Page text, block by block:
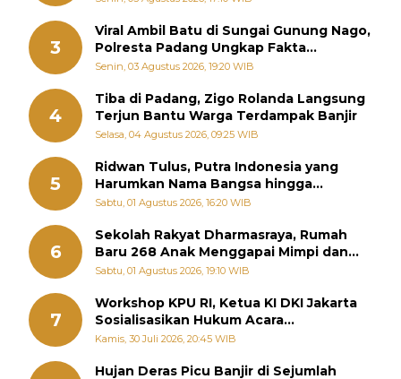
3
Viral Ambil Batu di Sungai Gunung Nago,
Polresta Padang Ungkap Fakta
Sebenarnya
Senin, 03 Agustus 2026, 19:20 WIB
4
Tiba di Padang, Zigo Rolanda Langsung
Terjun Bantu Warga Terdampak Banjir
Selasa, 04 Agustus 2026, 09:25 WIB
5
Ridwan Tulus, Putra Indonesia yang
Harumkan Nama Bangsa hingga
Diabadikan dalam Buku Jepang
Sabtu, 01 Agustus 2026, 16:20 WIB
6
Sekolah Rakyat Dharmasraya, Rumah
Baru 268 Anak Menggapai Mimpi dan
Memutus Rantai Kemiskinan
Sabtu, 01 Agustus 2026, 19:10 WIB
7
Workshop KPU RI, Ketua KI DKI Jakarta
Sosialisasikan Hukum Acara
Penyelesaian Sengketa Informasi Publik
Kamis, 30 Juli 2026, 20:45 WIB
Hujan Deras Picu Banjir di Sejumlah